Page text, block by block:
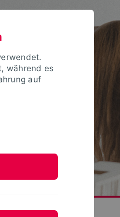
während es
auf